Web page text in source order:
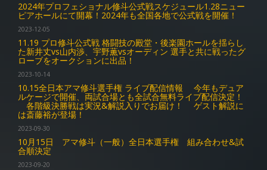
2024年プロフェショナル修斗公式戦スケジュール1.28ニュー
ピアホールにて開幕！2024年も全国各地で公式戦を開催！
2023-12-05
11.19 プロ修斗公式戦 格闘技の殿堂・後楽園ホールを揺らし
た新井丈vs山内渉、宇野薫vsオーディン 選手と共に戦ったグ
ローブをオークションに出品！
2023-10-14
10.15全日本アマ修斗選手権 ライブ配信情報 今年もデュア
ルケージで開催、両試合場とも全試合無料ライブ配信決定！
各階級決勝戦は実況&解説入りでお届け！ ゲスト解説に
は斎藤裕が登場！
2023-09-30
10月15日 アマ修斗（一般）全日本選手権 組み合わせ&試
合順決定
2023-09-20